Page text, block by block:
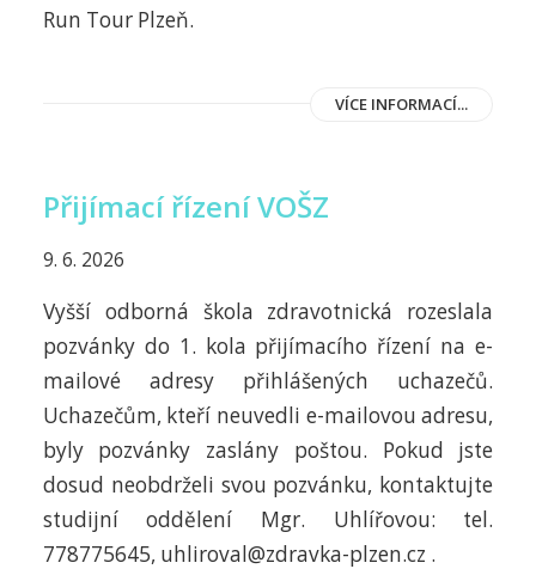
Run Tour Plzeň.
VÍCE INFORMACÍ...
Přijímací řízení VOŠZ
9. 6. 2026
Vyšší odborná škola zdravotnická rozeslala
pozvánky do 1. kola přijímacího řízení na e-
mailové adresy přihlášených uchazečů.
Uchazečům, kteří neuvedli e-mailovou adresu,
byly pozvánky zaslány poštou. Pokud jste
dosud neobdrželi svou pozvánku, kontaktujte
studijní oddělení Mgr. Uhlířovou: tel.
778775645, uhliroval@zdravka-plzen.cz .